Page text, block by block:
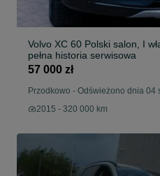
Volvo XC 60 Polski salon, I
pełna historia serwisowa
57 000 zł
Przodkowo - Odświeżono dnia 04
2015 - 320 000 km